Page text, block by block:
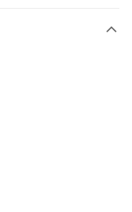
轉至「AFTEE先享後付」
結，可透過四大超商／
效，需透過AFTEE先享